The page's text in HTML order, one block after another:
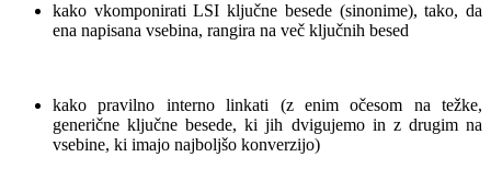
kako vkomponirati LSI ključne besede (sinonime), tako, da
ena napisana vsebina, rangira na več ključnih besed
kako pravilno interno linkati (z enim očesom na težke,
generične ključne besede, ki jih dvigujemo in z drugim na
vsebine, ki imajo najboljšo konverzijo)